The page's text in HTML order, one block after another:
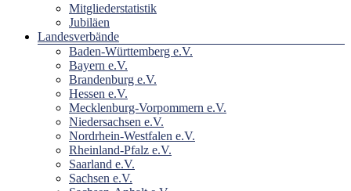
Mitgliederstatistik
Jubiläen
Landesverbände
Baden-Württemberg e.V.
Bayern e.V.
Brandenburg e.V.
Hessen e.V.
Mecklenburg-Vorpommern e.V.
Niedersachsen e.V.
Nordrhein-Westfalen e.V.
Rheinland-Pfalz e.V.
Saarland e.V.
Sachsen e.V.